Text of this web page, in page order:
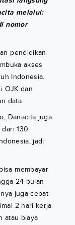
melalui:
nomor
pendidikan
akses
Indonesia.
OJK dan
data.
Danacita juga
130
jadi
membayar
24 bulan
juga cepat
2 hari kerja
atau biaya